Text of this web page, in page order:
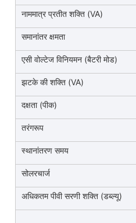
नाममात्र प्रतीत शक्ति (VA)
समानांतर क्षमता
एसी वोल्टेज विनियमन (बैटरी मोड)
झटके की शक्ति (VA)
दक्षता (पीक)
तरंगरूप
स्थानांतरण समय
सोलरचार्ज
अधिकतम पीवी सरणी शक्ति (डब्ल्यू)